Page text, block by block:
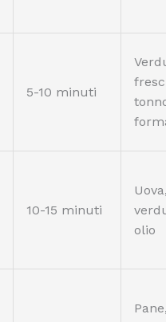
5-10 minuti
10-15 minuti
olio